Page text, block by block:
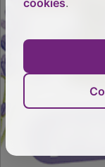
cookies.